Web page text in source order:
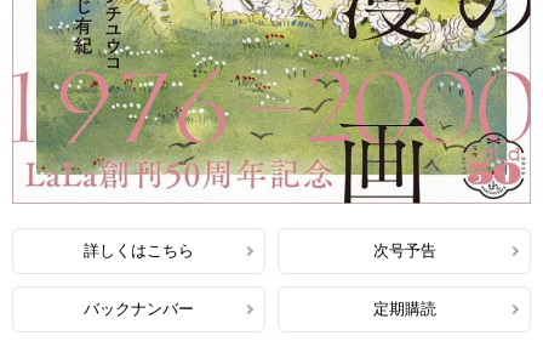
詳しくはこちら 次号予告
バックナンバー 定期購読